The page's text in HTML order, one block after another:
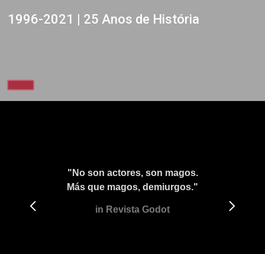
1996-2021 | 25 Anos de História
"No son actores, son magos.
Más que magos, demiurgos."
in Revista Godot